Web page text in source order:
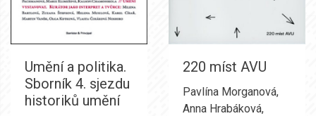
Umění a politika.
Sborník 4. sjezdu
historiků umění
220 míst AVU
Pavlína Morganová,
Anna Hrabáková,